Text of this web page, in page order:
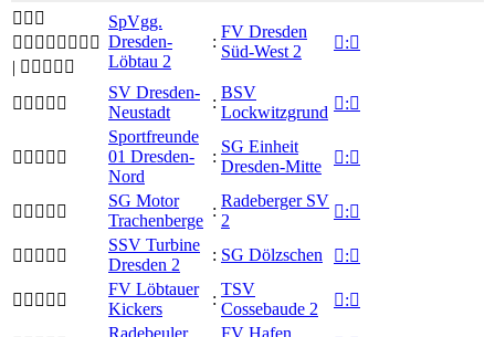


| 
SpVgg.
Dresden-
Löbtau 2
:
FV Dresden
Süd-West 2
:

SV Dresden-
Neustadt
:
BSV
Lockwitzgrund :

Sportfreunde
01 Dresden-
Nord
:
SG Einheit
Dresden-Mitte
:

SG Motor
Trachenberge
:
Radeberger SV
2
:

SSV Turbine
Dresden 2
: SG Dölzschen :

FV Löbtauer
Kickers
:
TSV
Cossebaude 2
:
Radebeuler
FV Hafen